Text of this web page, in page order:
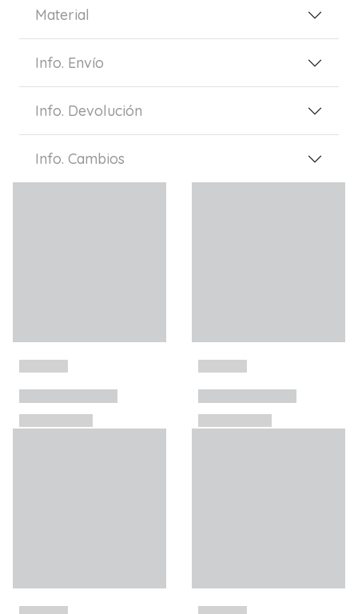
Material
Info. Envío
Info. Devolución
Info. Cambios